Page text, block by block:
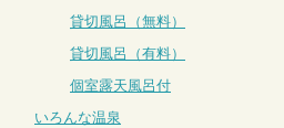
貸切風呂（無料）
貸切風呂（有料）
個室露天風呂付
いろんな温泉